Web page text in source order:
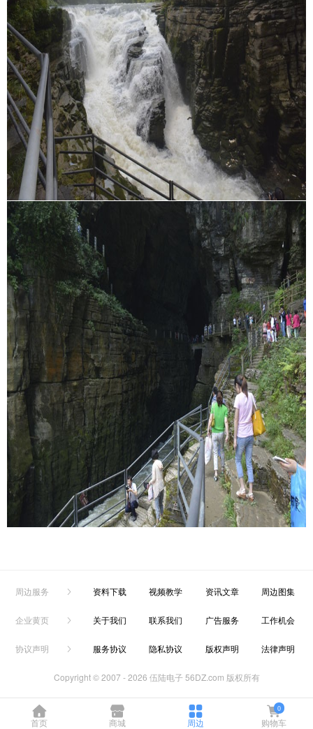
首页 商城 周边
0
购物车
周边服务 资料下载 视频教学 资讯文章 周边图集
企业黄页 关于我们 联系我们 广告服务 工作机会
协议声明 服务协议 隐私协议 版权声明 法律声明
Copyright © 2007 -2026 伍陆电子 56DZ.com 版权所有